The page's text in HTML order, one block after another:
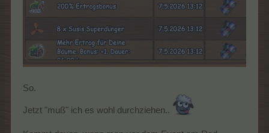
So.
Jetzt "muß" ich es wohl durchziehen..